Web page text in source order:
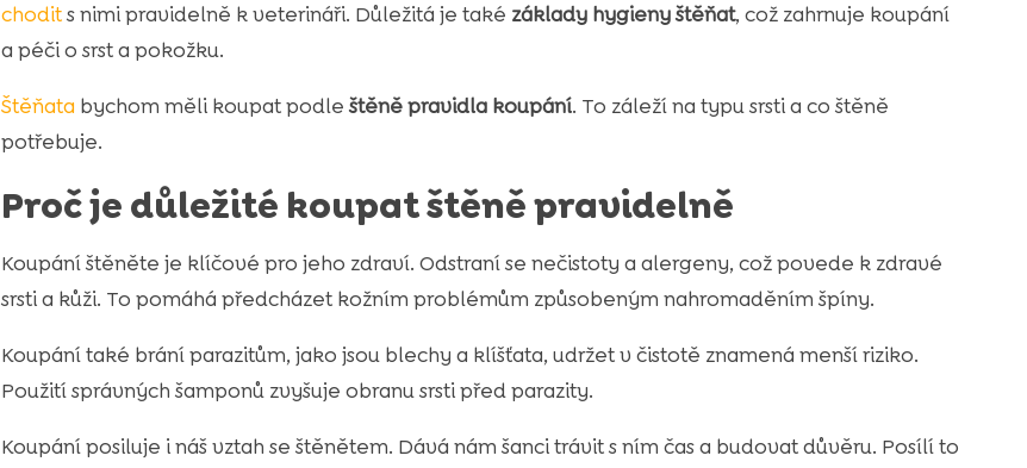
chodits nimi pravidelně k veterináři. Důležitá je také základy hygieny štěňat, což zahrnuje koupání
a péči o srst a pokožku.
Štěňata bychom měli koupat podle štěně pravidla koupání. To záleží na typu srsti a co štěně
potřebuje.
Proč je důležité koupat štěně pravidelně
Koupání štěněte je klíčové pro jeho zdraví. Odstraní se nečistoty a alergeny, což povede k zdravé
srsti a kůži. To pomáhá předcházet kožním problémům způsobeným nahromaděním špíny.
Koupání také brání parazitům, jako jsou blechy a klíšťata, udržet v čistotě znamená menší riziko.
Použití správných šamponů zvyšuje obranu srsti před parazity.
Koupání posiluje i náš vztah se štěnětem. Dává nám šanci trávit s ním čas a budovat důvěru. Posílí to